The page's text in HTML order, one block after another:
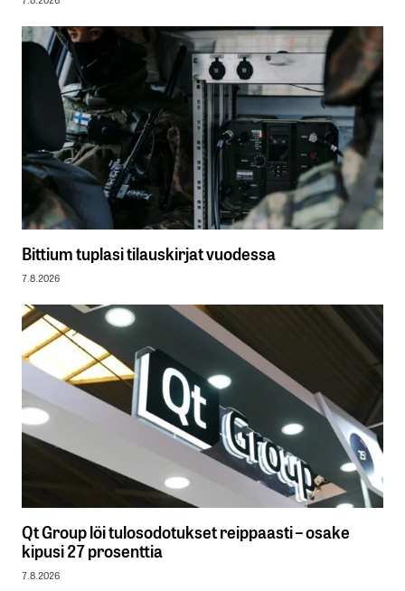
Bittium tuplasi tilauskirjat vuodessa
7.8.2026
Qt Group löi tulosodotukset reippaasti – osake
kipusi 27 prosenttia
7.8.2026